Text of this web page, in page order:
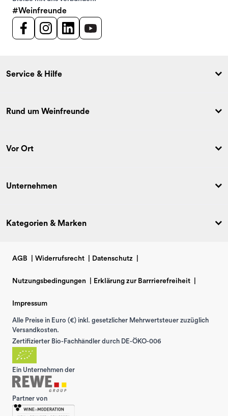
#Weinfreunde
Service & Hilfe
Rund um Weinfreunde
Vor Ort
Unternehmen
Kategorien & Marken
AGB Widerrufsrecht Datenschutz
Nutzungsbedingungen Erklärung zur Barrrierefreiheit
Impressum
Alle Preise in Euro (€) inkl. gesetzlicher Mehrwertsteuer zuzüglich
Versandkosten.
Zertifizierter Bio-Fachhändler durch DE-ÖKO-006
Ein Unternehmen der
Partner von